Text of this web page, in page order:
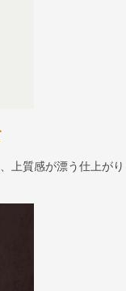
上質感が漂う仕上がり